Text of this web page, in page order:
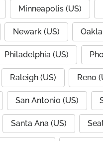
Minneapolis (US)
Newark (US)
Philadelphia (US)
Raleigh (US) Reno
San Antonio (US)
Santa Ana (US)